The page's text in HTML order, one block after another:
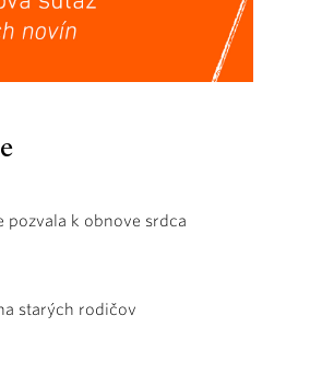
pozvala k obnove srdca
starých rodičov